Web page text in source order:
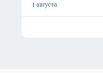
1 августа